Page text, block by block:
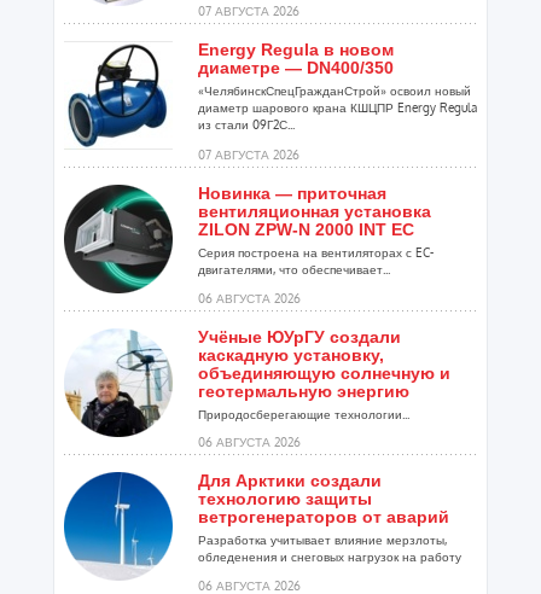
07 АВГУСТА 2026
Energy Regula в новом
диаметре — DN400/350
«ЧелябинскСпецГражданСтрой» освоил новый
диаметр шарового крана КШЦПР Energy Regula
из стали 09Г2С...
07 АВГУСТА 2026
Новинка — приточная
вентиляционная установка
ZILON ZPW-N 2000 INT EC
Серия построена на вентиляторах с EC-
двигателями, что обеспечивает...
06 АВГУСТА 2026
Учёные ЮУрГУ создали
каскадную установку,
объединяющую солнечную и
геотермальную энергию
Природосберегающие технологии...
06 АВГУСТА 2026
Для Арктики создали
технологию защиты
ветрогенераторов от аварий
Разработка учитывает влияние мерзлоты,
обледенения и снеговых нагрузок на работу
06 АВГУСТА 2026